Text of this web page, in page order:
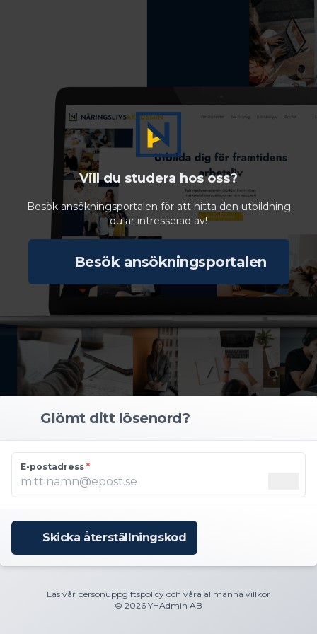
Glömt ditt lösenord?
E-postadress *
Skicka återställningskod
Läs vår personuppgiftspolicy och våra allmänna villkor
© 2026 YHAdmin AB
Vill du studera hos oss?
Besök ansökningsportalen för att hitta den utbildning
du är intresserad av!
Besök ansökningsportalen